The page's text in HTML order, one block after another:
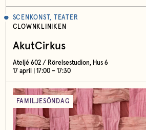
SCENKONST, TEATER
CLOWNKLINIKEN
AkutCirkus
Ateljé 602 / Rörelsestudion, Hus 6
17 april | 17:00 – 17:30
FAMILJESÖNDAG